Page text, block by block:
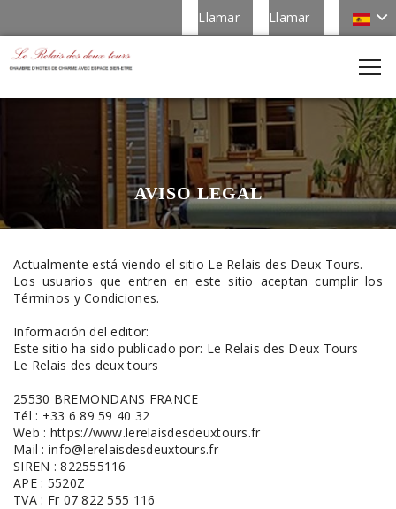
Llamar
Llamar
AVISO LEGAL
Actualmente está viendo el sitio Le Relais des Deux Tours.
Los usuarios que entren en este sitio aceptan cumplir los
Términos y Condiciones.
Información del editor:
Este sitio ha sido publicado por: Le Relais des Deux Tours
Le Relais des deux tours
25530 BREMONDANS FRANCE
Tél : +33 6 89 59 40 32
Web : https://www.lerelaisdesdeuxtours.fr
Mail : info@lerelaisdesdeuxtours.fr
SIREN : 822555116
APE : 5520Z
TVA : Fr 07 822 555 116